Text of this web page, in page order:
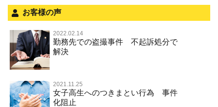
不正競争防止法
風営法・風適法違反
文書偽造・偽造文書行使
著作権法違反・商標法違反
放火・失火
名誉棄損罪・侮辱
面会・差し入れ
お客様の声
2022.02.14
勤務先での盗撮事件 不起訴処分で
解決
2021.11.25
女子高生へのつきまとい行為 事件
化阻止